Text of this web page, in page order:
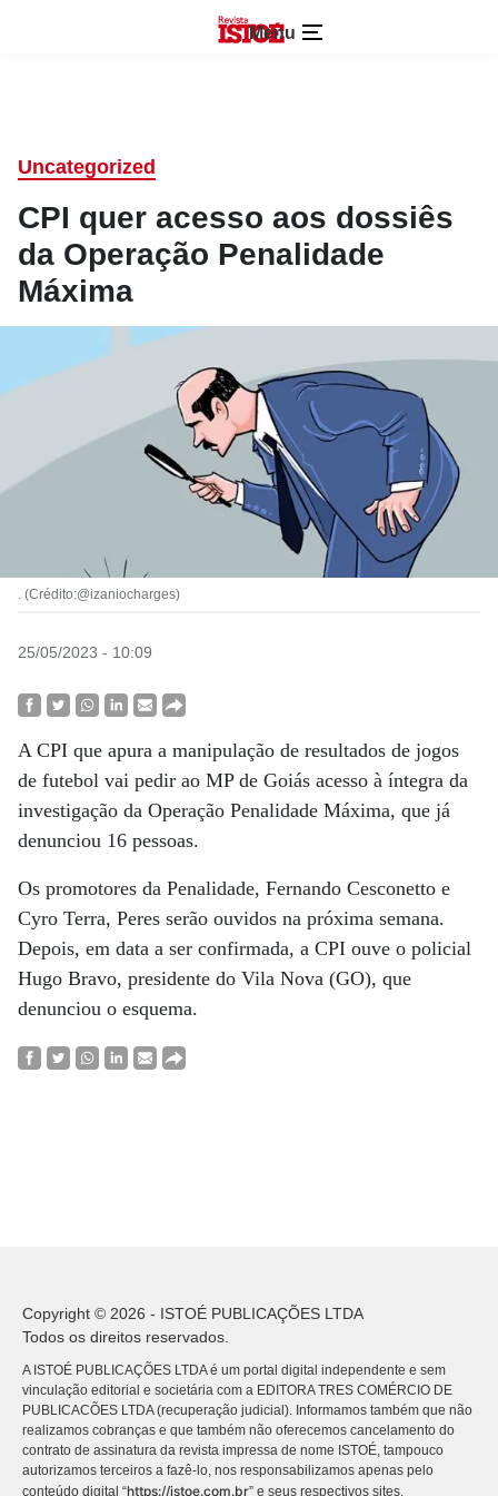
Menu
Uncategorized
CPI quer acesso aos dossiês
da Operação Penalidade
Máxima
. (Crédito:@izaniocharges)
25/05/2023 - 10:09
A CPI que apura a manipulação de resultados de jogos
de futebol vai pedir ao MP de Goiás acesso à íntegra da
investigação da Operação Penalidade Máxima, que já
denunciou 16 pessoas.
Os promotores da Penalidade, Fernando Cesconetto e
Cyro Terra, Peres serão ouvidos na próxima semana.
Depois, em data a ser confirmada, a CPI ouve o policial
Hugo Bravo, presidente do Vila Nova (GO), que
denunciou o esquema.
Copyright © 2026 - ISTOÉ PUBLICAÇÕES LTDA
Todos os direitos reservados.
A ISTOÉ PUBLICAÇÕES LTDA é um portal digital independente e sem
vinculação editorial e societária com a EDITORA TRES COMÉRCIO DE
PUBLICACÕES LTDA (recuperação judicial). Informamos também que não
realizamos cobranças e que também não oferecemos cancelamento do
contrato de assinatura da revista impressa de nome ISTOÉ, tampouco
autorizamos terceiros a fazê-lo, nos responsabilizamos apenas pelo
conteúdo digital “https://istoe.com.br” e seus respectivos sites.